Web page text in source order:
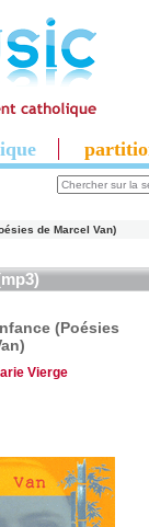
de Marcel Van)
(Poésies
Vierge